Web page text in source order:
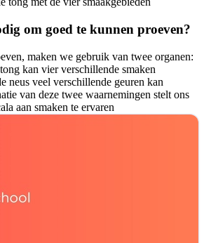
om goed te kunnen proeven?
maken we gebruik van twee organen:
kan vier verschillende smaken
neus veel verschillende geuren kan
van deze twee waarnemingen stelt ons
aan smaken te ervaren